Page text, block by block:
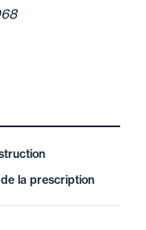
la prescription